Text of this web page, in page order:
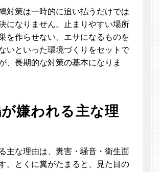
対策は一時的に追い払うだけでは
になりません。止まりやすい場所
を作らせない、エサになるものを
いといった環境づくりをセットで
、長期的な対策の基本になりま
嫌われる主な理
主な理由は、糞害・騒音・衛生面
。とくに糞がたまると、見た目の